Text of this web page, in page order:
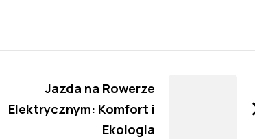
Jazda na Rowerze
Elektrycznym: Komfort i
Ekologia